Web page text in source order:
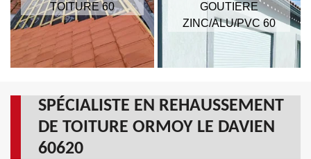
TOITURE 60
GOUTIERE
ZINC/ALU/PVC 60
SPÉCIALISTE EN REHAUSSEMENT
DE TOITURE ORMOY LE DAVIEN
60620